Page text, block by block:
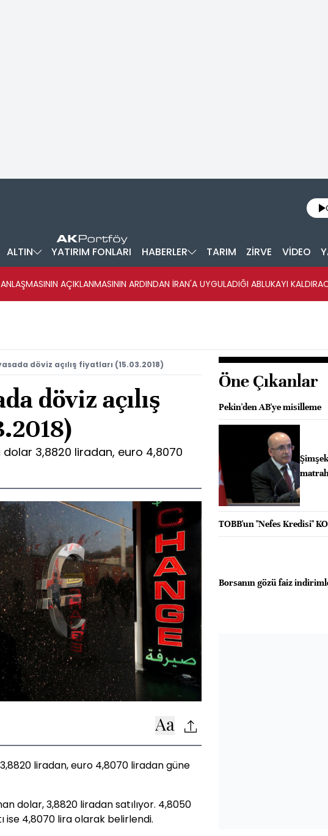
ALTIN YATIRIM FONLARI HABERLER TARIM ZİRVE VİDEO
AÇIKLANMASININ ARDINDAN İRAN'A UYGULADIĞI ABLUKAYI
döviz açılış fiyatları (15.03.2018)
döviz açılış
3,8820 liradan, euro 4,8070
liradan, euro 4,8070 liradan güne
dolar, 3,8820 liradan satılıyor. 4,8050
ise 4,8070 lira olarak belirlendi.
Öne Çıkanlar
Pekin'den AB'ye misilleme
TOBB'un "Nefes Kredisi"
Borsanın gözü faiz